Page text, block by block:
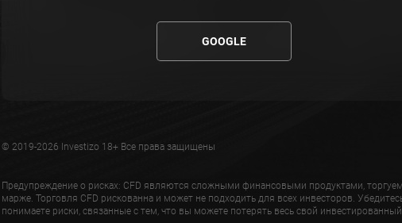
GOOGLE
© 2019-2026 Investizo 18+ Все права защищены
Предупреждение о рисках: CFD являются сложными финансовыми продуктами,
марже. Торговля CFD рискованна и может не подходить для всех инвесторов.
понимаете риски, связанные с тем, что вы можете потерять весь свой